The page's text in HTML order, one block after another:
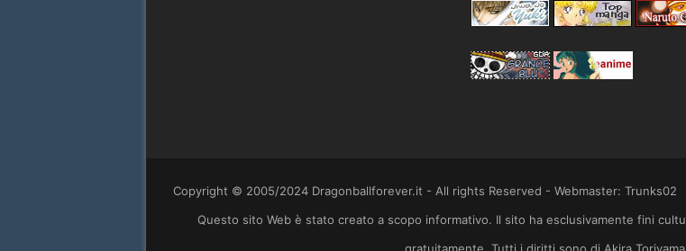
Copyright © 2005/2024 Dragonballforever.it - All rights Reserved - Webmaster: Trunks02
Questo sito Web è stato creato a scopo informativo. Il sito ha esclusivamente fini
gratuitamente. Tutti i diritti sono di Akira Toriyama